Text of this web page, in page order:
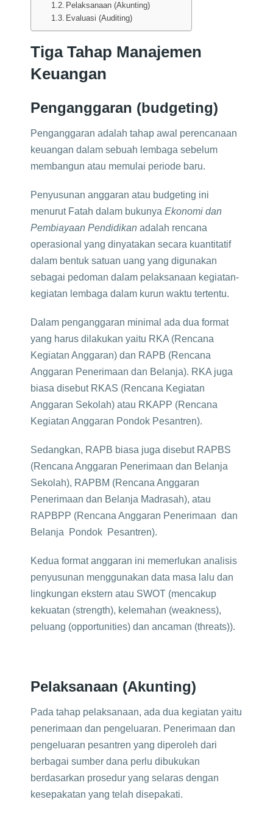
Pelaksanaan (Akunting)
Evaluasi (Auditing)
Tiga Tahap Manajemen
Keuangan
Penganggaran (budgeting)
Penganggaran adalah tahap awal perencanaan
keuangan dalam sebuah lembaga sebelum
membangun atau memulai periode baru.
Penyusunan anggaran atau budgeting ini
menurut Fatah dalam bukunya Ekonomi dan
Pembiayaan Pendidikan adalah rencana
operasional yang dinyatakan secara kuantitatif
dalam bentuk satuan uang yang digunakan
sebagai pedoman dalam pelaksanaan kegiatan-
kegiatan lembaga dalam kurun waktu tertentu.
Dalam penganggaran minimal ada dua format
yang harus dilakukan yaitu RKA (Rencana
Kegiatan Anggaran) dan RAPB (Rencana
Anggaran Penerimaan dan Belanja). RKA juga
biasa disebut RKAS (Rencana Kegiatan
Anggaran Sekolah) atau RKAPP (Rencana
Kegiatan Anggaran Pondok Pesantren).
Sedangkan, RAPB biasa juga disebut RAPBS
(Rencana Anggaran Penerimaan dan Belanja
Sekolah), RAPBM (Rencana Anggaran
Penerimaan dan Belanja Madrasah), atau
RAPBPP (Rencana Anggaran Penerimaan dan
Belanja Pondok Pesantren).
Kedua format anggaran ini memerlukan analisis
penyusunan menggunakan data masa lalu dan
lingkungan ekstern atau SWOT (mencakup
kekuatan (strength), kelemahan (weakness),
peluang (opportunities) dan ancaman (threats)).
Pelaksanaan (Akunting)
Pada tahap pelaksanaan, ada dua kegiatan yaitu
penerimaan dan pengeluaran. Penerimaan dan
pengeluaran pesantren yang diperoleh dari
berbagai sumber dana perlu dibukukan
berdasarkan prosedur yang selaras dengan
kesepakatan yang telah disepakati.